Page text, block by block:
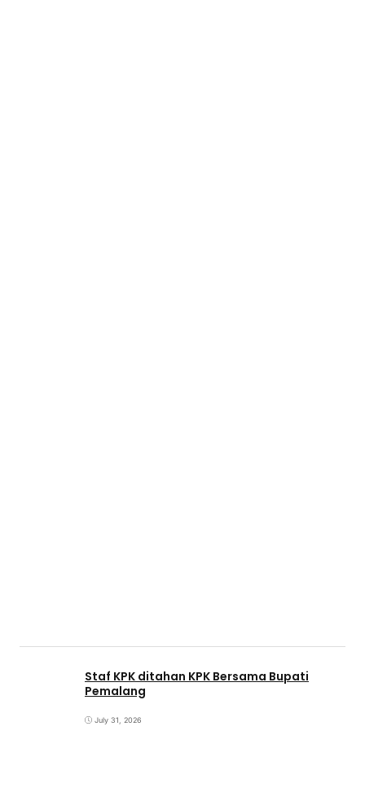
Staf KPK ditahan KPK Bersama Bupati
Pemalang
July 31, 2026